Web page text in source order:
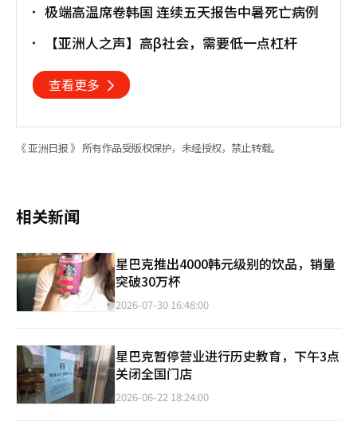
极端高温席卷韩国 连续五天报告中暑死亡病例
【亚洲人之声】高β社会，需要低一点杠杆
查看更多
《 亚洲日报 》 所有作品受版权保护，未经授权，禁止转载。
相关新闻
星巴克推出4000韩元级别的饮品，销量
突破30万杯
2026-07-30 16:48:00
星巴克暂停营业进行历史教育，下午3点
关闭全国门店
2026-06-22 18:24:00